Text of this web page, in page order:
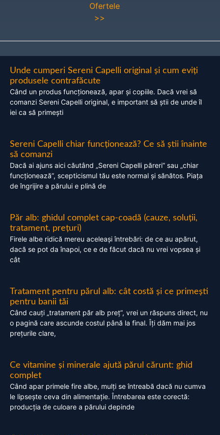
Ofertele
>>
Unde cumperi Sereni Capelli original și cum eviți
produsele contrafăcute
Când un produs funcționează, apar și copiile. Dacă vrei să
comanzi Sereni Capelli original, e important să știi de unde îl
iei ca să primești
Sereni Capelli chiar funcționează? Ce să știi înainte
să comanzi
Dacă ai ajuns aici căutând „Sereni Capelli păreri” sau „chiar
funcționează”, scepticismul tău este normal și sănătos. Piața
de îngrijire a părului e plină de
Păr alb: ghidul complet cap-coadă (cauze, soluții,
tratament, prețuri)
Firele albe ridică mereu aceleași întrebări: de ce au apărut,
dacă se pot da înapoi, ce e de făcut dacă nu vrei vopsea și
cât
Tratament pentru părul alb: cât costă și ce primești
pentru banii tăi
Când cauți „tratament păr alb preț”, vrei un răspuns direct, nu
o pagină care ascunde costul până la final. Îți dăm mai jos
prețurile clare,
Ce vitamine și minerale ajută părul cărunt: ghid
complet
Când apar primele fire albe, mulți se întreabă dacă nu cumva
le lipsește ceva din alimentație. Întrebarea este corectă:
producția de culoare a părului depinde